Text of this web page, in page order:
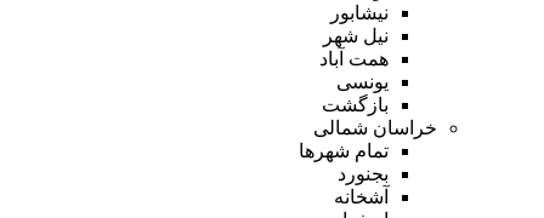
نیشابور
نیل شهر
همت آباد
یونسی
بازگشت
خراسان شمالی
تمام شهر‌ها
بجنورد
آشخانه